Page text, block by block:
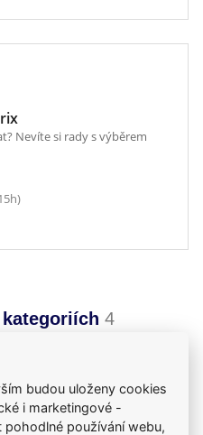
Nevíte si rady s výběrem
4
budou uloženy cookies
i marketingové -
používání webu,